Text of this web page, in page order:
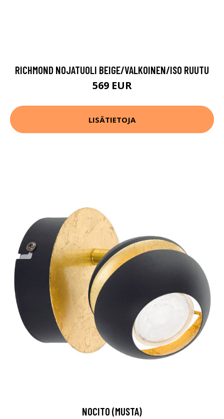
RICHMOND NOJATUOLI BEIGE/VALKOINEN/ISO RUUTU
569 EUR
LISÄTIETOJA
NOCITO (MUSTA)